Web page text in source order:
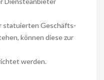
statuierten Geschäfts-
können diese zur
werden.